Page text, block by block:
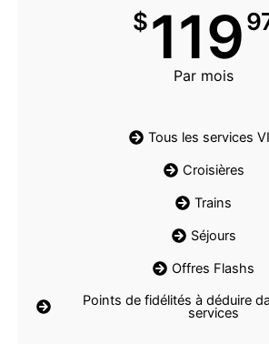
$119
Par mois
Tous les services
Croisières
Trains
Séjours
Offres Flashs
Points de fidélités à déduire
services